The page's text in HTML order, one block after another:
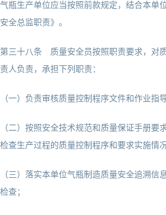
气瓶生产单位应当按照前款规定，结合本单
安全总监职责》。
第三十八条 质量安全员按照职责要求，对
责人负责，承担下列职责：
（一）负责审核质量控制程序文件和作业指导
（二）按照安全技术规范和质量保证手册要
检查生产过程的质量控制程序和要求实施情况
（三）落实本单位气瓶制造质量安全追溯信
检查；